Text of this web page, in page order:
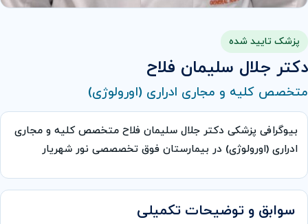
پزشک تایید شده
دکتر جلال سلیمان فلاح
متخصص کلیه و مجاری ادراری (اورولوژی)
بیوگرافی پزشکی دکتر جلال سلیمان فلاح متخصص کلیه و مجاری
ادراری (اورولوژی) در بیمارستان فوق تخصصصی نور شهریار
سوابق و توضیحات تکمیلی